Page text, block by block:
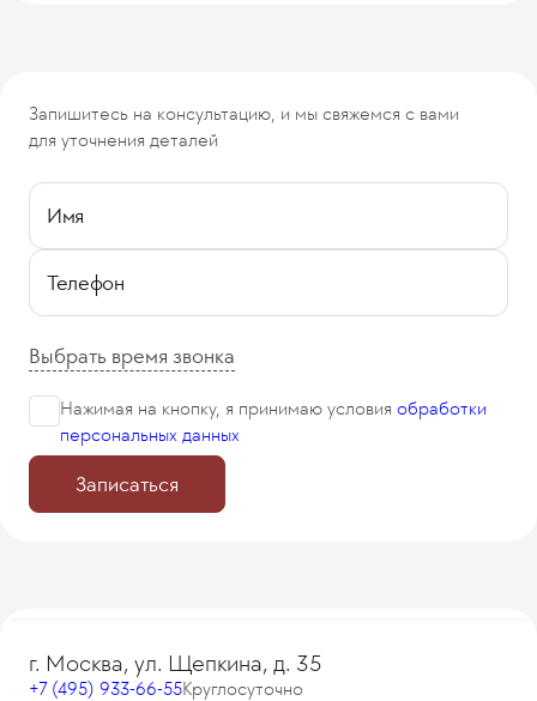
Запишитесь на консультацию, и мы свяжемся с вами
для уточнения деталей
Имя
Телефон
Выбрать время звонка
Нажимая на кнопку, я принимаю условия обработки
персональных данных
Записаться
г. Москва, ул. Щепкина, д. 35
+7 (495) 933-66-55Круглосуточно